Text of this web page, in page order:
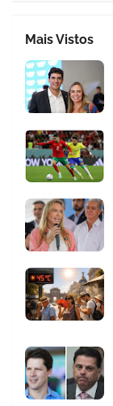
Mais Vistos